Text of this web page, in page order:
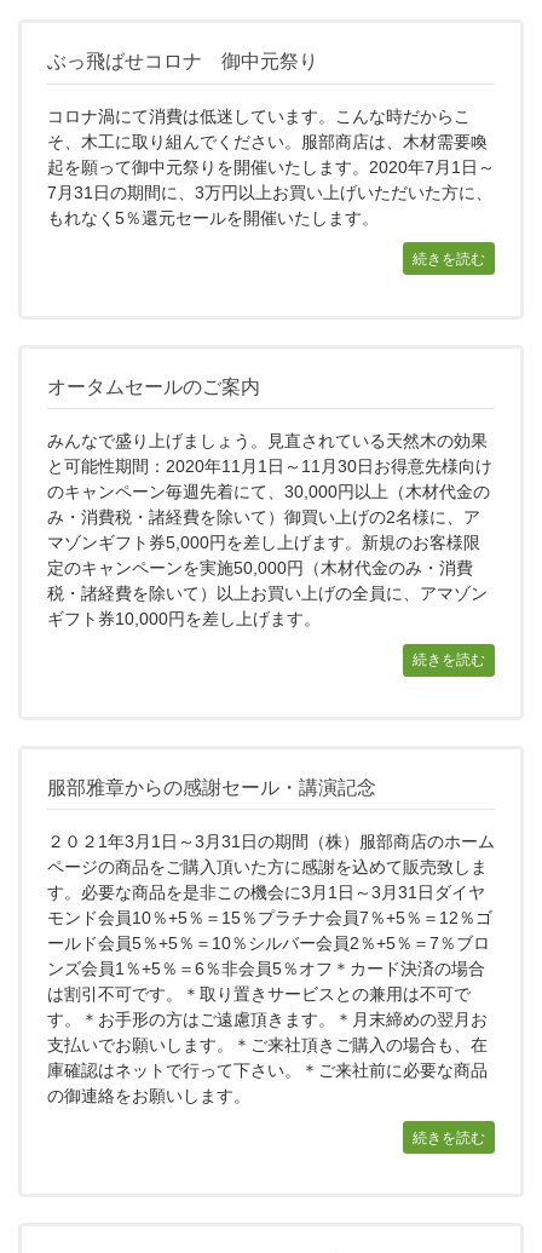
ぶっ飛ばせコロナ 御中元祭り
コロナ渦にて消費は低迷しています。こんな時だからこ
そ、木工に取り組んでください。服部商店は、木材需要喚
起を願って御中元祭りを開催いたします。2020年7月1日～
7月31日の期間に、3万円以上お買い上げいただいた方に、
もれなく5％還元セールを開催いたします。
続きを読む
オータムセールのご案内
みんなで盛り上げましょう。見直されている天然木の効果
と可能性期間：2020年11月1日～11月30日お得意先様向け
のキャンペーン毎週先着にて、30,000円以上（木材代金の
み・消費税・諸経費を除いて）御買い上げの2名様に、ア
マゾンギフト券5,000円を差し上げます。新規のお客様限
定のキャンペーンを実施50,000円（木材代金のみ・消費
税・諸経費を除いて）以上お買い上げの全員に、アマゾン
ギフト券10,000円を差し上げます。
続きを読む
服部雅章からの感謝セール・講演記念
２０２1年3月1日～3月31日の期間（株）服部商店のホーム
ページの商品をご購入頂いた方に感謝を込めて販売致しま
す。必要な商品を是非この機会に3月1日～3月31日ダイヤ
モンド会員10％+5％＝15％プラチナ会員7％+5％＝12％ゴ
ールド会員5％+5％＝10％シルバー会員2％+5％＝7％ブロ
ンズ会員1％+5％＝6％非会員5％オフ＊カード決済の場合
は割引不可です。＊取り置きサービスとの兼用は不可で
す。＊お手形の方はご遠慮頂きます。＊月末締めの翌月お
支払いでお願いします。＊ご来社頂きご購入の場合も、在
庫確認はネットで行って下さい。＊ご来社前に必要な商品
の御連絡をお願いします。
続きを読む